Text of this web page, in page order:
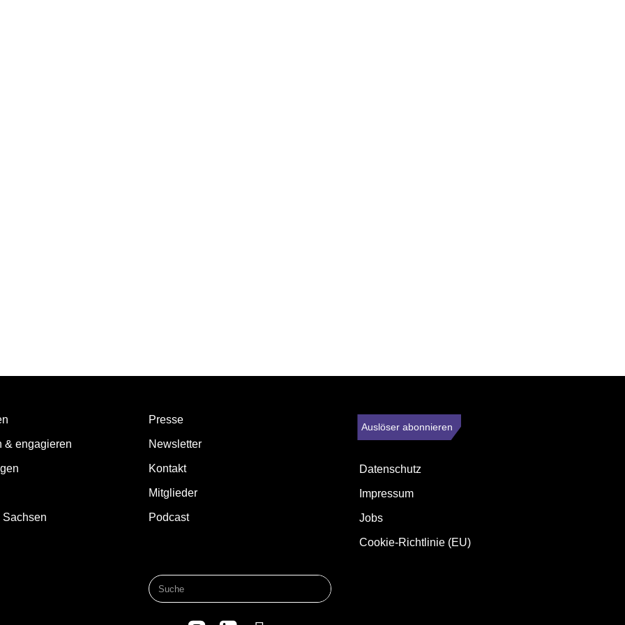
& engagieren
Sachsen
Presse
Newsletter
Kontakt
Mitglieder
Podcast
Auslöser abonnieren
Datenschutz
Impressum
Jobs
Cookie-Richtlinie (EU)